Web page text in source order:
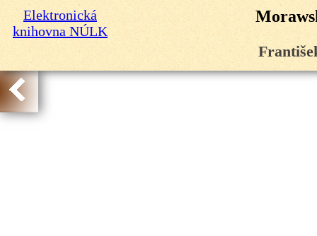
Elektronická
knihovna NÚLK